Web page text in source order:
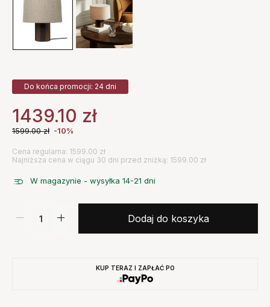
Do końca promocji: 24 dni
1439.10 zł
1599.00zł -10%
Cena regularna: 1599.00 zł
Najniższa cena w ciągu 30 dni przed zniżką: 1599.00 zł
W magazynie - wysyłka 14-21 dni
Dodaj do koszyka
KUP TERAZ I ZAPŁAĆ PO